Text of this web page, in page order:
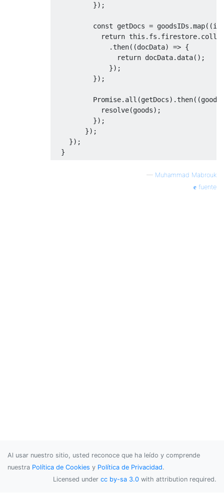
          });
const getDocs =
return
              .then((docData) => {
                return docData.data();
              });
          });
            resolve(goods);
          });
        });
    });
— Muhammad Mabrouk
fuente
Al usar nuestro sitio, usted reconoce que ha leído y comprende
nuestra Política de Cookies y Política de Privacidad.
Licensed under cc by-sa 3.0 with attribution required.